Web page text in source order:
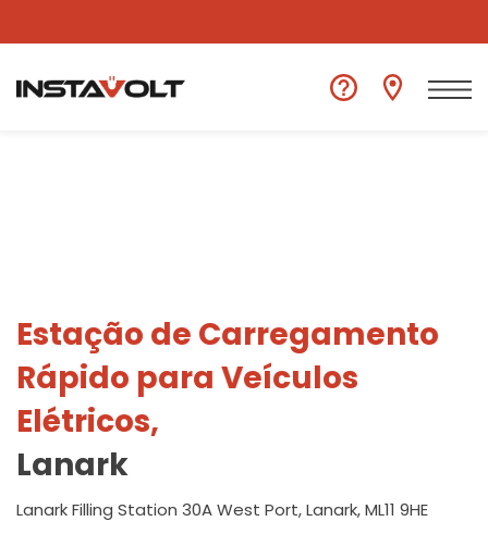
Ver outra localização
Estação de Carregamento
Rápido para Veículos
Elétricos,
Lanark
Lanark Filling Station 30A West Port, Lanark, ML11 9HE